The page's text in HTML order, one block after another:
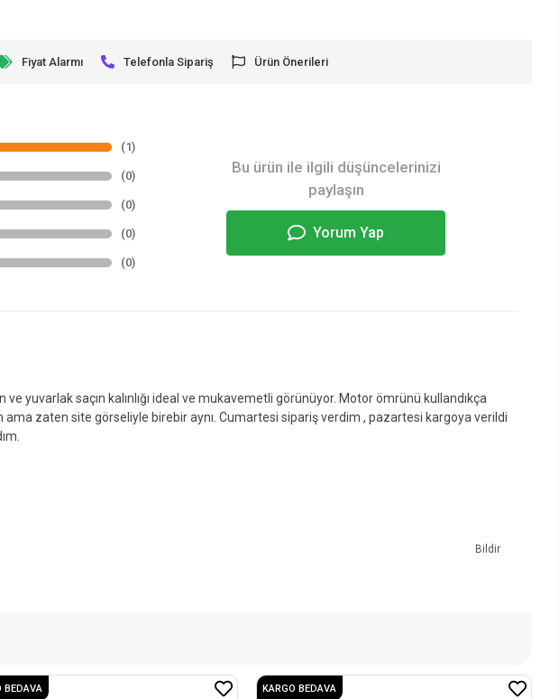
Fiyat Alarmı Telefonla Sipariş Ürün Önerileri
(1)
(0)
(0)
(0)
(0)
Bu ürün ile ilgili düşüncelerinizi
paylaşın
Yorum Yap
yuvarlak saçın kalınlığı ideal ve mukavemetli görünüyor. Motor ömrünü kullandıkça
zaten site görseliyle birebir aynı. Cumartesi sipariş verdim , pazartesi kargoya verildi
Bildir
BEDAVA KARGO BEDAVA